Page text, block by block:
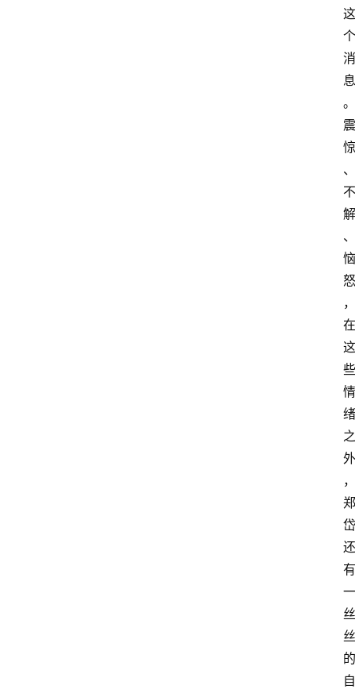
这
个
消
息
。
震
惊
、
不
解
、
恼
怒
，
在
这
些
情
绪
之
外
，
郑
岱
还
有
一
丝
丝
的
自